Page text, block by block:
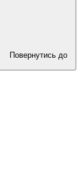
Повернутись до